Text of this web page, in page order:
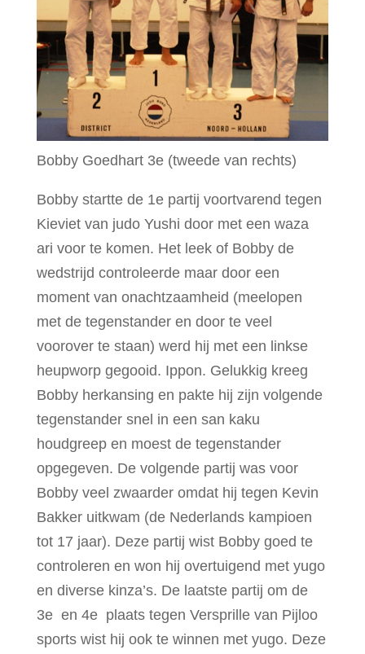
Bobby Goedhart 3e (tweede van rechts)
Bobby startte de 1e partij voortvarend tegen
Kieviet van judo Yushi door met een waza
ari voor te komen. Het leek of Bobby de
wedstrijd controleerde maar door een
moment van onachtzaamheid (meelopen
met de tegenstander en door te veel
voorover te staan) werd hij met een linkse
heupworp gegooid. Ippon. Gelukkig kreeg
Bobby herkansing en pakte hij zijn volgende
tegenstander snel in een san kaku
houdgreep en moest de tegenstander
opgegeven. De volgende partij was voor
Bobby veel zwaarder omdat hij tegen Kevin
Bakker uitkwam (de Nederlands kampioen
tot 17 jaar). Deze partij wist Bobby goed te
controleren en won hij overtuigend met yugo
en diverse kinza’s. De laatste partij om de
3e en 4e plaats tegen Versprille van Pijloo
sports wist hij ook te winnen met yugo. Deze